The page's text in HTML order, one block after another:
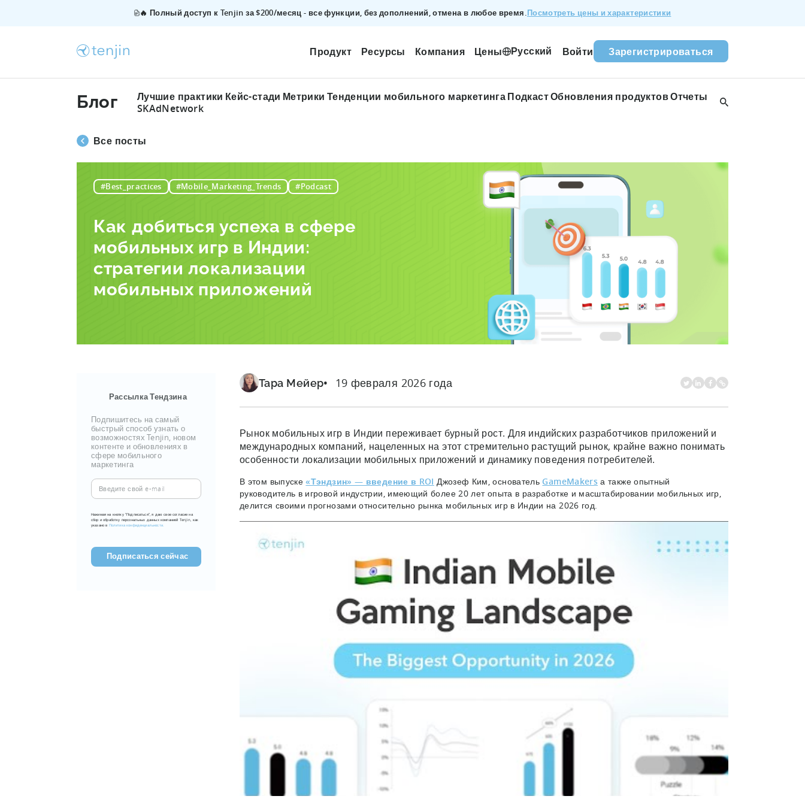
🔥 Полный доступ к Tenjin за $200/месяц - все функции, без дополнений, отмена в любое время.Посмотреть цены и характеристики
Продукт Ресурсы Компания Цены Русский Войти Зарегистрироваться
Блог Лучшие практики Кейс-стади Метрики Тенденции мобильного маркетингаПодкастОбновления продуктовОтчеты
SKAdNetwork
Все посты
#Best_practices #Mobile_Marketing_Trends #Podcast
Как добиться успеха в сфере
мобильных игр в Индии:
стратегии локализации
мобильных приложений
Рассылка Тендзина
Подпишитесь на самый
быстрый способ узнать о
возможностях Tenjin, новом
контенте и обновлениях в
сфере мобильного
маркетинга
Введите
свой
e-
mail
Нажимая на кнопку "Подписаться", я даю свое согласие на
сбор и обработку персональных данных компанией Tenjin, как
указано в Политика конфиденциальности.
Тара Мейер 19 февраля 2026 года
Рынок мобильных игр в Индии переживает бурный рост. Для индийских разработчиков приложений и
международных компаний, нацеленных на этот стремительно растущий рынок, крайне важно понимать
особенности локализации мобильных приложений и динамику поведения потребителей.
В этом выпуске«Тэндзин» — введение в ROI Джозеф Ким, основатель GameMakers а также опытный
руководитель в игровой индустрии, имеющий более 20 лет опыта в разработке и масштабировании мобильных игр,
делится своими прогнозами относительно рынка мобильных игр в Индии на 2026 год.